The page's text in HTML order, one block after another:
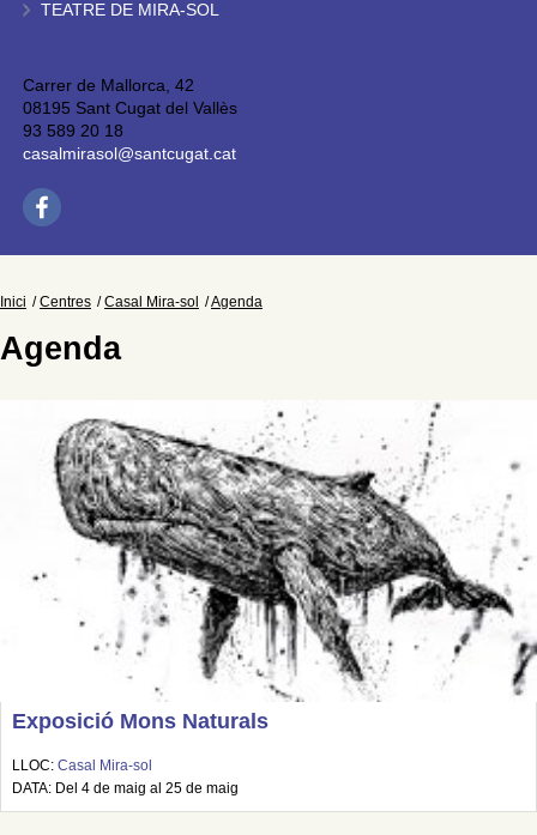
TEATRE DE MIRA-SOL
Carrer de Mallorca, 42
08195 Sant Cugat del Vallès
93 589 20 18
casalmirasol@santcugat.cat
Inici Centres Casal Mira-sol Agenda
Agenda
Exposició Mons Naturals
LLOC: Casal Mira-sol
DATA: Del 4 de maig al 25 de maig